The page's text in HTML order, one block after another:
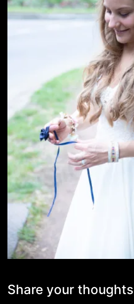
Share your thoughts